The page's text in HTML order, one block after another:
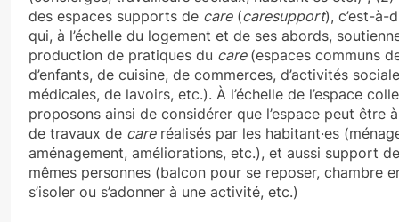
des espaces supports de care(caresupport), c’est-à-
qui, à l’échelle du logement et de ses abords,
production de pratiques du care (espaces communs
d’enfants, de cuisine, de commerces, d’activités
médicales, de lavoirs, etc.). À l’échelle de l’espace
proposons ainsi de considérer que l’espace peut être
de travaux de careréalisés par les habitant·es
aménagement, améliorations, etc.), et aussi support
mêmes personnes (balcon pour se reposer, chambre
s’isoler ou s’adonner à une activité, etc.)